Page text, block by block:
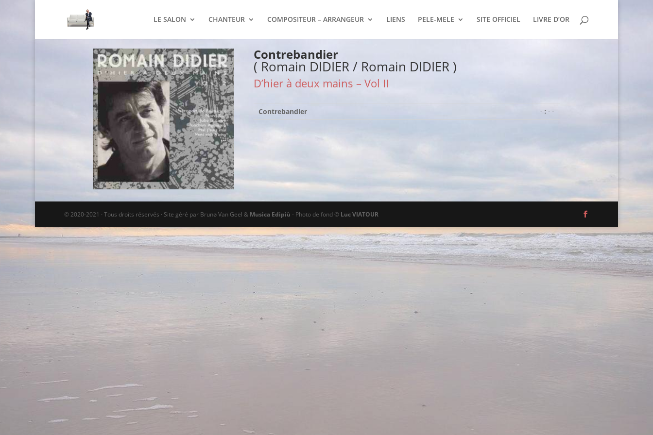
LE SALON CHANTEUR COMPOSITEUR – ARRANGEUR LIENS PELE-MELE SITE OFFICIEL LIVRE D’OR
Contrebandier
( Romain DIDIER / Romain DIDIER )
D’hier à deux mains – Vol II
Contrebandier -:--
© 2020-2021 · Tous droits réservés · Site géré par Brunø Van Geel & Musica Edipiù - Photo de fond © Luc VIATOUR